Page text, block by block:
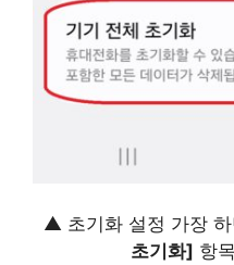
▲ 초기화 설정 가장
초기화] 항